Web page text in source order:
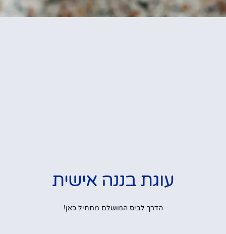
עוגת בננה אישית
הדרך לביס המושלם מתחיל כאן!